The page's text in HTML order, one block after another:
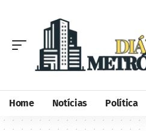
Home Notícias Política